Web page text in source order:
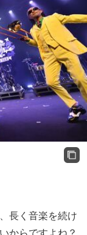
長く音楽を続け
からですよね？